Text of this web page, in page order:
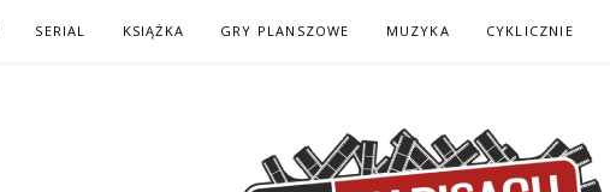
SERIAL KSIĄŻKA GRY PLANSZOWE MUZYKA CYKLICZNIE